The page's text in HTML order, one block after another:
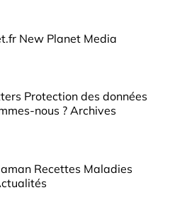
New Planet Media
Protection des données
nous ? Archives
Recettes Maladies